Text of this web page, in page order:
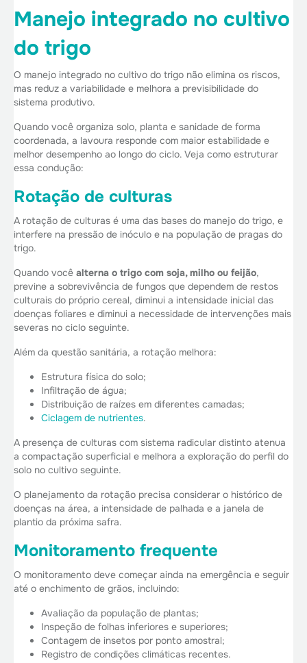
Manejo integrado no cultivo
do trigo
O manejo integrado no cultivo do trigo não elimina os riscos,
mas reduz a variabilidade e melhora a previsibilidade do
sistema produtivo.
Quando você organiza solo, planta e sanidade de forma
coordenada, a lavoura responde com maior estabilidade e
melhor desempenho ao longo do ciclo. Veja como estruturar
essa condução:
Rotação de culturas
A rotação de culturas é uma das bases do manejo do trigo, e
interfere na pressão de inóculo e na população de pragas do
trigo.
Quando você alterna o trigo com soja, milho ou feijão,
previne a sobrevivência de fungos que dependem de restos
culturais do próprio cereal, diminui a intensidade inicial das
doenças foliares e diminui a necessidade de intervenções mais
severas no ciclo seguinte.
Além da questão sanitária, a rotação melhora:
Estrutura física do solo;
Infiltração de água;
Distribuição de raízes em diferentes camadas;
Ciclagem de nutrientes.
A presença de culturas com sistema radicular distinto atenua
a compactação superficial e melhora a exploração do perfil do
solo no cultivo seguinte.
O planejamento da rotação precisa considerar o histórico de
doenças na área, a intensidade de palhada e a janela de
plantio da próxima safra.
Monitoramento frequente
O monitoramento deve começar ainda na emergência e seguir
até o enchimento de grãos, incluindo:
Avaliação da população de plantas;
Inspeção de folhas inferiores e superiores;
Contagem de insetos por ponto amostral;
Registro de condições climáticas recentes.